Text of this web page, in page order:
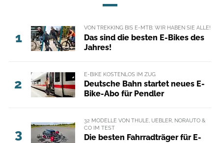
1
VON TREKKING BIS E-MTB: WIR HABEN SIE ALLE!
Das sind die besten E-Bikes des
Jahres!
2
E-BIKE KOSTENLOS IM ZUG
Deutsche Bahn startet neues E-
Bike-Abo für Pendler
3
32 MODELLE VON THULE, UEBLER, NORAUTO &
CO IM TEST
Die besten Fahrradträger für E-